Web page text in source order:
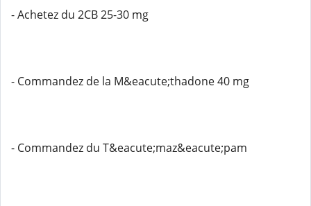
- Achetez du 2CB 25-30 mg
- Commandez de la M&eacute;thadone 40 mg
- Commandez du T&eacute;maz&eacute;pam